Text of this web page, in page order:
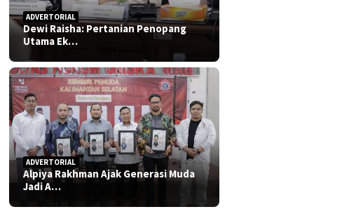
ADVERTORIAL
Dewi Raisha: Pertanian Penopang
Utama Ek…
ADVERTORIAL
Alpiya Rakhman Ajak Generasi Muda
Jadi A…